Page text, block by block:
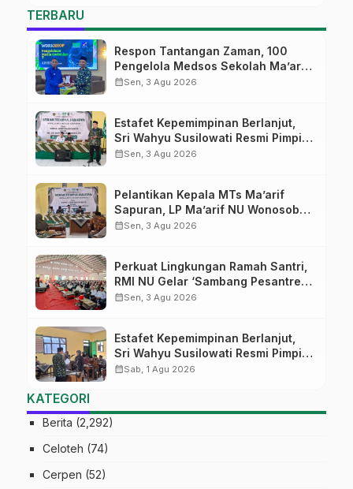
TERBARU
Respon Tantangan Zaman, 100
Pengelola Medsos Sekolah Ma’arif
Pekalongan Ikuti Pelatihan Literasi
calendar_monthSen, 3 Agu 2026
Estafet Kepemimpinan Berlanjut,
Sri Wahyu Susilowati Resmi Pimpin
MTs Ma’arif Sapuran
calendar_monthSen, 3 Agu 2026
Pelantikan Kepala MTs Ma’arif
Sapuran, LP Ma’arif NU Wonosobo
Tekankan Lima Amanah
calendar_monthSen, 3 Agu 2026
Perkuat Lingkungan Ramah Santri,
RMI NU Gelar ‘Sambang Pesantren’
di Pati
calendar_monthSen, 3 Agu 2026
Estafet Kepemimpinan Berlanjut,
Sri Wahyu Susilowati Resmi Pimpin
MTs Ma’arif Sapuran
calendar_monthSab, 1 Agu 2026
KATEGORI
Berita (2,292)
Celoteh (74)
Cerpen (52)